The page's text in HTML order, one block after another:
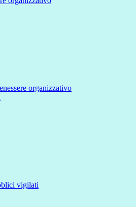
organizzativo
vigilati